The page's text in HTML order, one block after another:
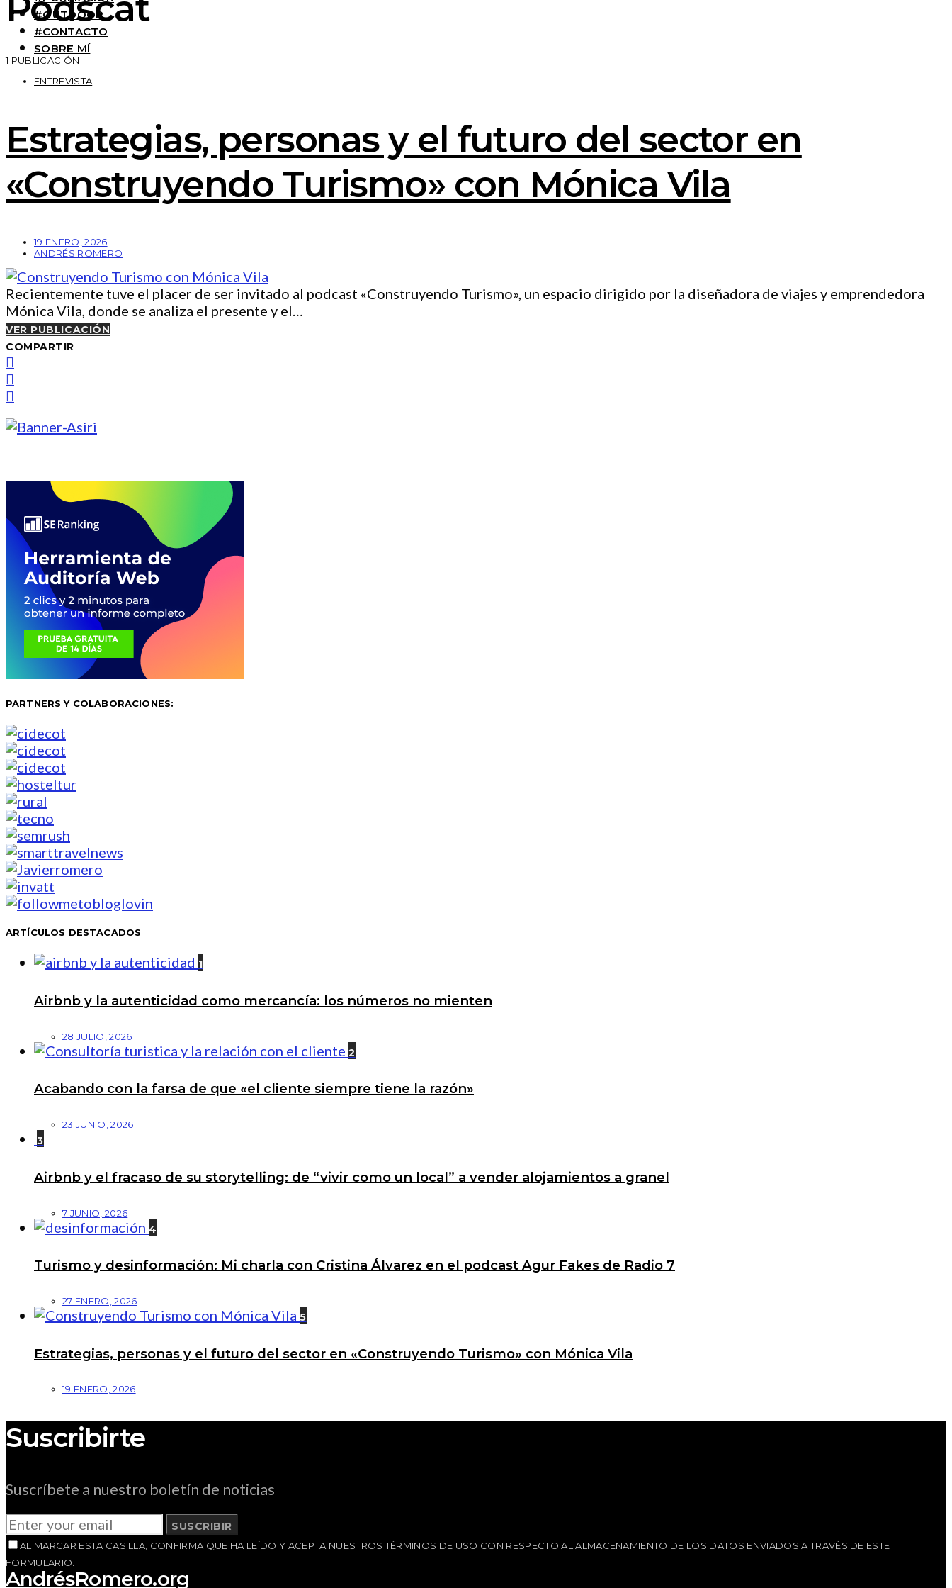
#OUTDOOR
#CONTACTO
SOBRE MÍ
1 PUBLICACIÓN
ENTREVISTA
Estrategias, personas y el futuro del sector en
«Construyendo Turismo» con Mónica Vila
19 ENERO, 2026
ANDRÉS ROMERO
Recientemente tuve el placer de ser invitado al podcast «Construyendo Turismo», un espacio dirigido por la diseñadora de viajes y emprendedora
Mónica Vila, donde se analiza el presente y el…
VER PUBLICACIÓN
COMPARTIR
PARTNERS Y COLABORACIONES:
ARTÍCULOS DESTACADOS
1
Airbnb y la autenticidad como mercancía: los números no mienten
28 JULIO, 2026
2
Acabando con la farsa de que «el cliente siempre tiene la razón»
23 JUNIO, 2026
3
Airbnb y el fracaso de su storytelling: de “vivir como un local” a vender alojamientos a granel
7 JUNIO, 2026
4
Turismo y desinformación: Mi charla con Cristina Álvarez en el podcast Agur Fakes de Radio 7
27 ENERO, 2026
5
Estrategias, personas y el futuro del sector en «Construyendo Turismo» con Mónica Vila
19 ENERO, 2026
Suscribirte
Suscríbete a nuestro boletín de noticias
SUSCRIBIR
AL MARCAR ESTA CASILLA, CONFIRMA QUE HA LEÍDO Y ACEPTA NUESTROS TÉRMINOS DE USO CON RESPECTO AL ALMACENAMIENTO DE LOS DATOS ENVIADOS A TRAVÉS DE ESTE
FORMULARIO.
AndrésRomero.org